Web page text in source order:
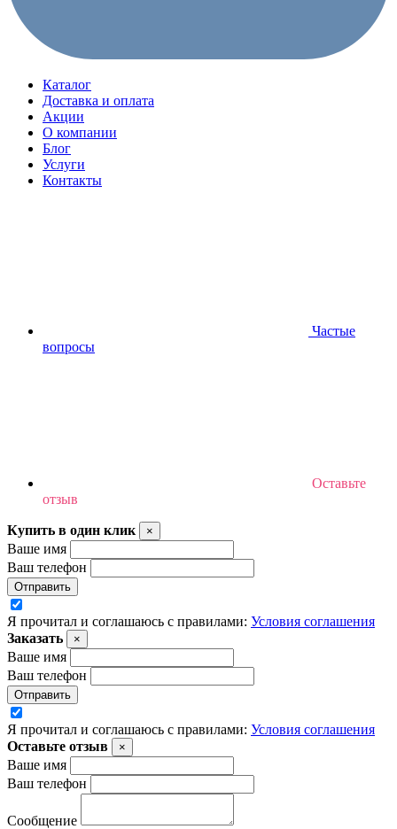
Каталог
Доставка и оплата
Акции
О компании
Блог
Услуги
Контакты
Частые
вопросы
Оставьте
отзыв
Купить в один клик ×
Ваше имя
Ваш телефон
Отправить
Я прочитал и соглашаюсь с правилами: Условия соглашения
Заказать
×
Ваше имя
Ваш телефон
Отправить
Я прочитал и соглашаюсь с правилами: Условия соглашения
Оставьте отзыв
×
Ваше имя
Ваш телефон
Сообщение